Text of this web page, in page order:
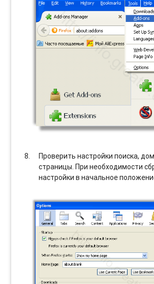
Проверить настройки поиска,
страницы. При необходимости
настройки в начальное